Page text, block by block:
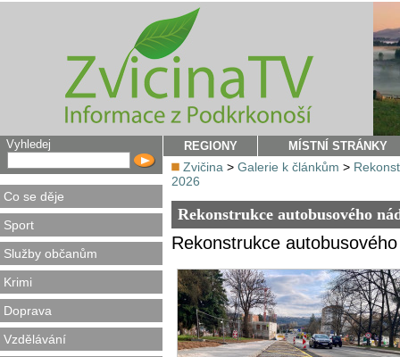
Vyhledej
Co se děje
Sport
Služby občanům
Krimi
Doprava
Vzdělávání
REGIONY MÍSTNÍ STRÁNKY
Zvičina > Galerie k článkům >
2026
Rekonstrukce autobusového
Rekonstrukce